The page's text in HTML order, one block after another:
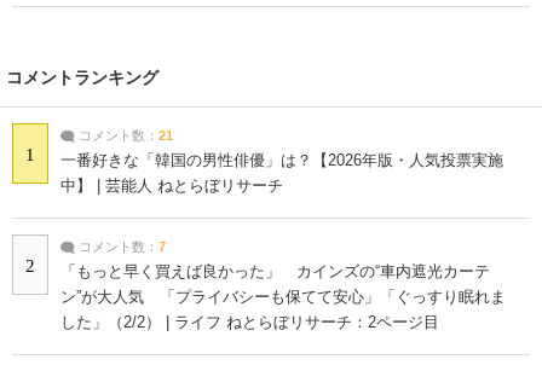
コメントランキング
1
コメント数： 21
一番好きな「韓国の男性俳優」は？【2026年版・人気投票実施
中】 | 芸能人 ねとらぼリサーチ
2
コメント数： 7
「もっと早く買えば良かった」 カインズの“車内遮光カーテ
ン”が大人気 「プライバシーも保てて安心」「ぐっすり眠れま
した」（2/2） | ライフ ねとらぼリサーチ：2ページ目